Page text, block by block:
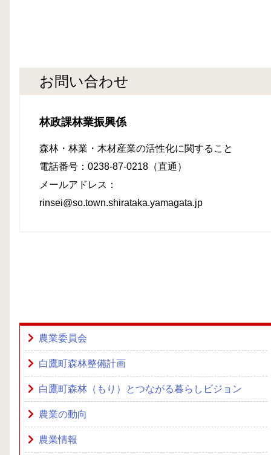
お問い合わせ
林政課林業振興係
森林・林業・木材産業の活性化に関すること
電話番号：0238-87-0218（直通）
メールアドレス：
rinsei@so.town.shirataka.yamagata.jp
農業委員会
白鷹町森林整備計画
白鷹町森林（もり）とつながる暮らしビジョン
農業の動向
農業情報